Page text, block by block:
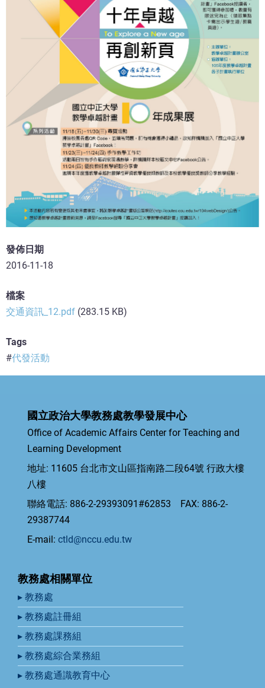
發佈日期
2016-11-18
檔案
交通資訊_12.pdf (283.15 KB)
Tags
代發活動
國立政治大學教務處教學發展中心
Office of Academic Affairs Center for Teaching and
Learning Development
地址: 11605 台北市文山區指南路二段64號 行政大樓
八樓
聯絡電話: 886-2-29393091#62853 FAX: 886-2-
29387744
E-mail: ctld@nccu.edu.tw
教務處相關單位
▸ 教務處
▸ 教務處註冊組
▸ 教務處課務組
▸ 教務處綜合業務組
▸ 教務處通識教育中心